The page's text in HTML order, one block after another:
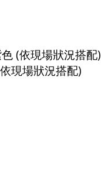
(依現場狀況搭配)
依現場狀況搭配)